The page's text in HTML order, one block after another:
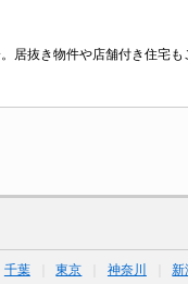
居抜き物件や店舗付き住宅も
千葉 東京 神奈川 新